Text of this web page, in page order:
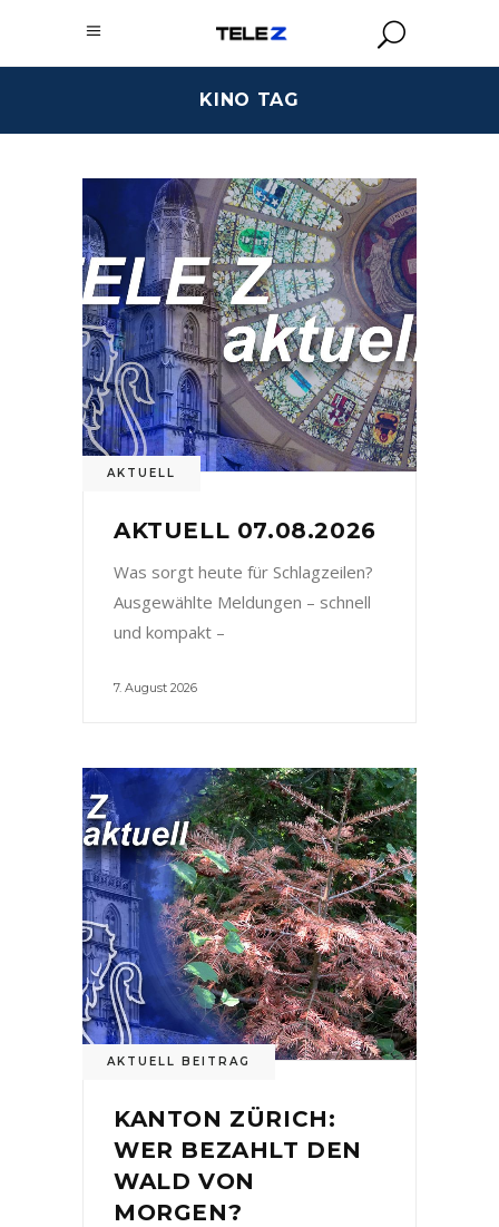
KINO TAG
AKTUELL
AKTUELL 07.08.2026
Was sorgt heute für Schlagzeilen?
Ausgewählte Meldungen – schnell
und kompakt –
7. August 2026
AKTUELL BEITRAG
KANTON ZÜRICH:
WER BEZAHLT DEN
WALD VON
MORGEN?